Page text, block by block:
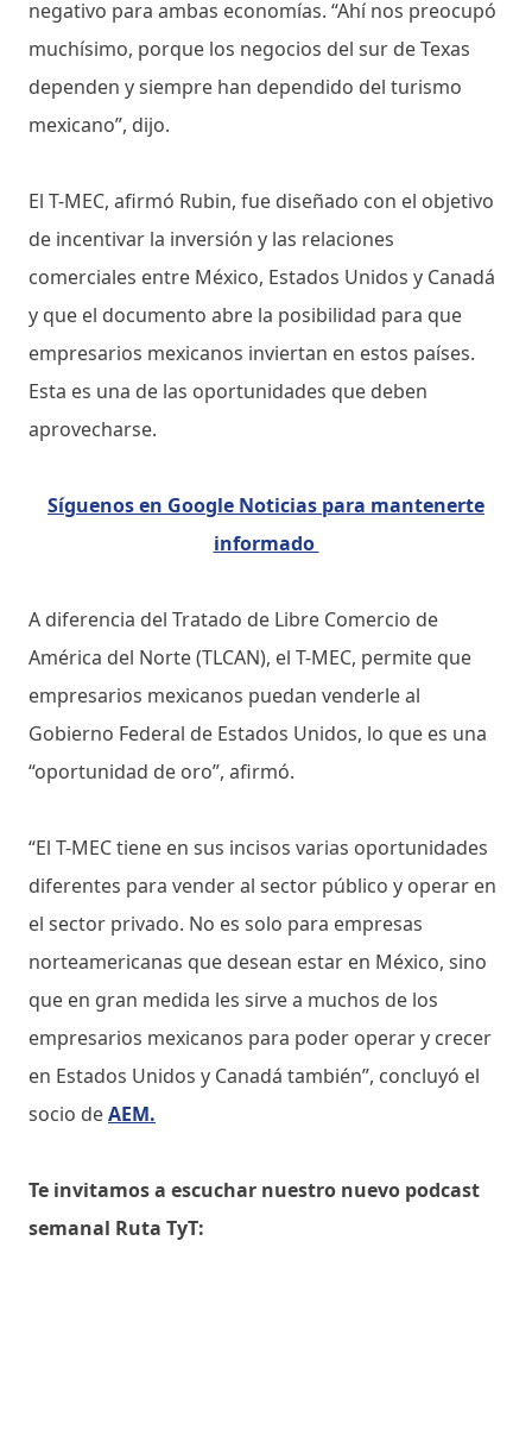
negativo para ambas economías. “Ahí nos preocupó
muchísimo, porque los negocios del sur de Texas
dependen y siempre han dependido del turismo
mexicano”, dijo.
El T-MEC, afirmó Rubin, fue diseñado con el objetivo
de incentivar la inversión y las relaciones
comerciales entre México, Estados Unidos y Canadá
y que el documento abre la posibilidad para que
empresarios mexicanos inviertan en estos países.
Esta es una de las oportunidades que deben
aprovecharse.
Síguenos en Google Noticias para mantenerte
informado
A diferencia del Tratado de Libre Comercio de
América del Norte (TLCAN), el T-MEC, permite que
empresarios mexicanos puedan venderle al
Gobierno Federal de Estados Unidos, lo que es una
“oportunidad de oro”, afirmó.
“El T-MEC tiene en sus incisos varias oportunidades
diferentes para vender al sector público y operar en
el sector privado. No es solo para empresas
norteamericanas que desean estar en México, sino
que en gran medida les sirve a muchos de los
empresarios mexicanos para poder operar y crecer
en Estados Unidos y Canadá también”, concluyó el
socio deAEM.
Te invitamos a escuchar nuestro nuevo podcast
semanal Ruta TyT: